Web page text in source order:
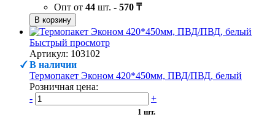
Опт от 44 шт. - 570 ₸
В корзину
Быстрый просмотр
Артикул: 103102
В наличии
Термопакет Эконом 420*450мм, ПВД/ПВД, белый
Розничная цена:
-
+
1 шт.